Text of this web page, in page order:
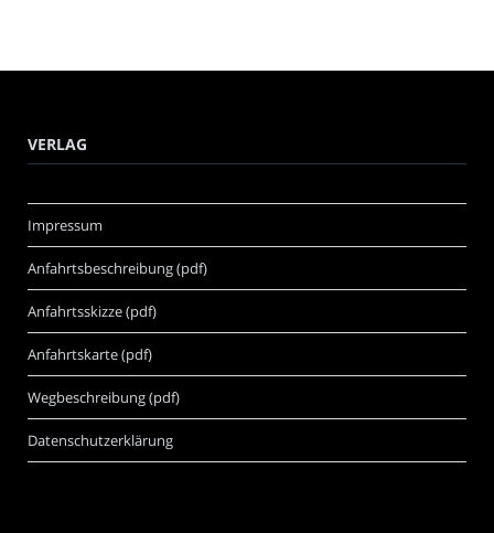
VERLAG
Impressum
Anfahrtsbeschreibung (pdf)
Anfahrtsskizze (pdf)
Anfahrtskarte (pdf)
Wegbeschreibung (pdf)
Datenschutzerklärung